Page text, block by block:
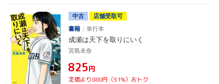
中古
店舗受取可
書籍
単行本
成瀬は天下を取りにいく
宮島未奈
¥825円
定価より880円（51%）おトク